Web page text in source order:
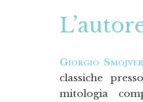
Giorgio Smojver
classiche
mitologia